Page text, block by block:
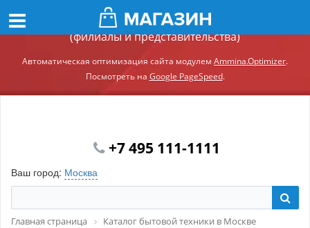
Демонстрационный сайт модуля Ammina.Регионы
(филиалы и представительства)
Автоматическая оптимизация сайта модулем Ammina.Optimizer.
Посмотреть на Google PageSpeed.
+7 495 111-1111
Ваш город: Москва
Главная страница
Каталог бытовой техники в Москве